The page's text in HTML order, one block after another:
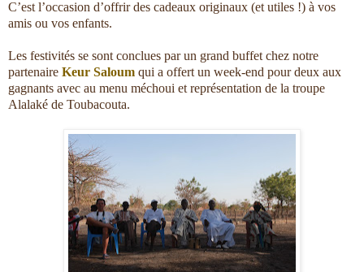
C’est l’occasion d’offrir des cadeaux originaux (et utiles !) à vos
amis ou vos enfants.
Les festivités se sont conclues par un grand buffet chez notre
partenaire Keur Saloum qui a offert un week-end pour deux aux
gagnants avec au menu méchoui et représentation de la troupe
Alalaké de Toubacouta.